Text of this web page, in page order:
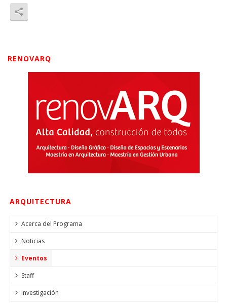
RENOVARQ
ARQUITECTURA
Acerca del Programa
Noticias
Eventos
Staff
Investigación